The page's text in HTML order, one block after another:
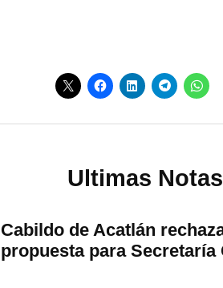
Ultimas Notas
Cabildo de Acatlán
propuesta para Secretaría